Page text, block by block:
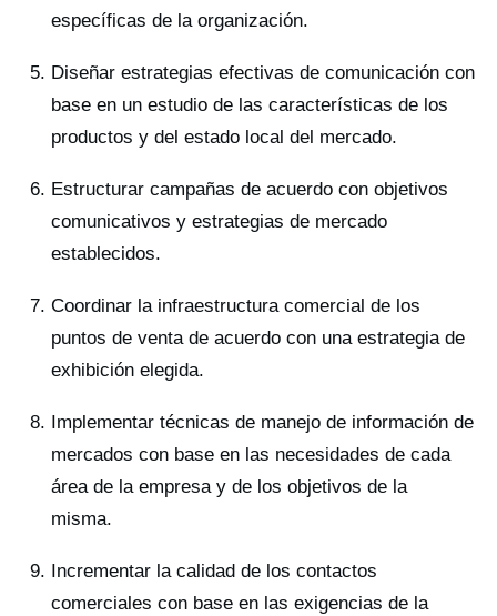
específicas de la organización.
Diseñar estrategias efectivas de comunicación con
base en un estudio de las características de los
productos y del estado local del mercado.
Estructurar campañas de acuerdo con objetivos
comunicativos y estrategias de mercado
establecidos.
Coordinar la infraestructura comercial de los
puntos de venta de acuerdo con una estrategia de
exhibición elegida.
Implementar técnicas de manejo de información de
mercados con base en las necesidades de cada
área de la empresa y de los objetivos de la
misma.
Incrementar la calidad de los contactos
comerciales con base en las exigencias de la